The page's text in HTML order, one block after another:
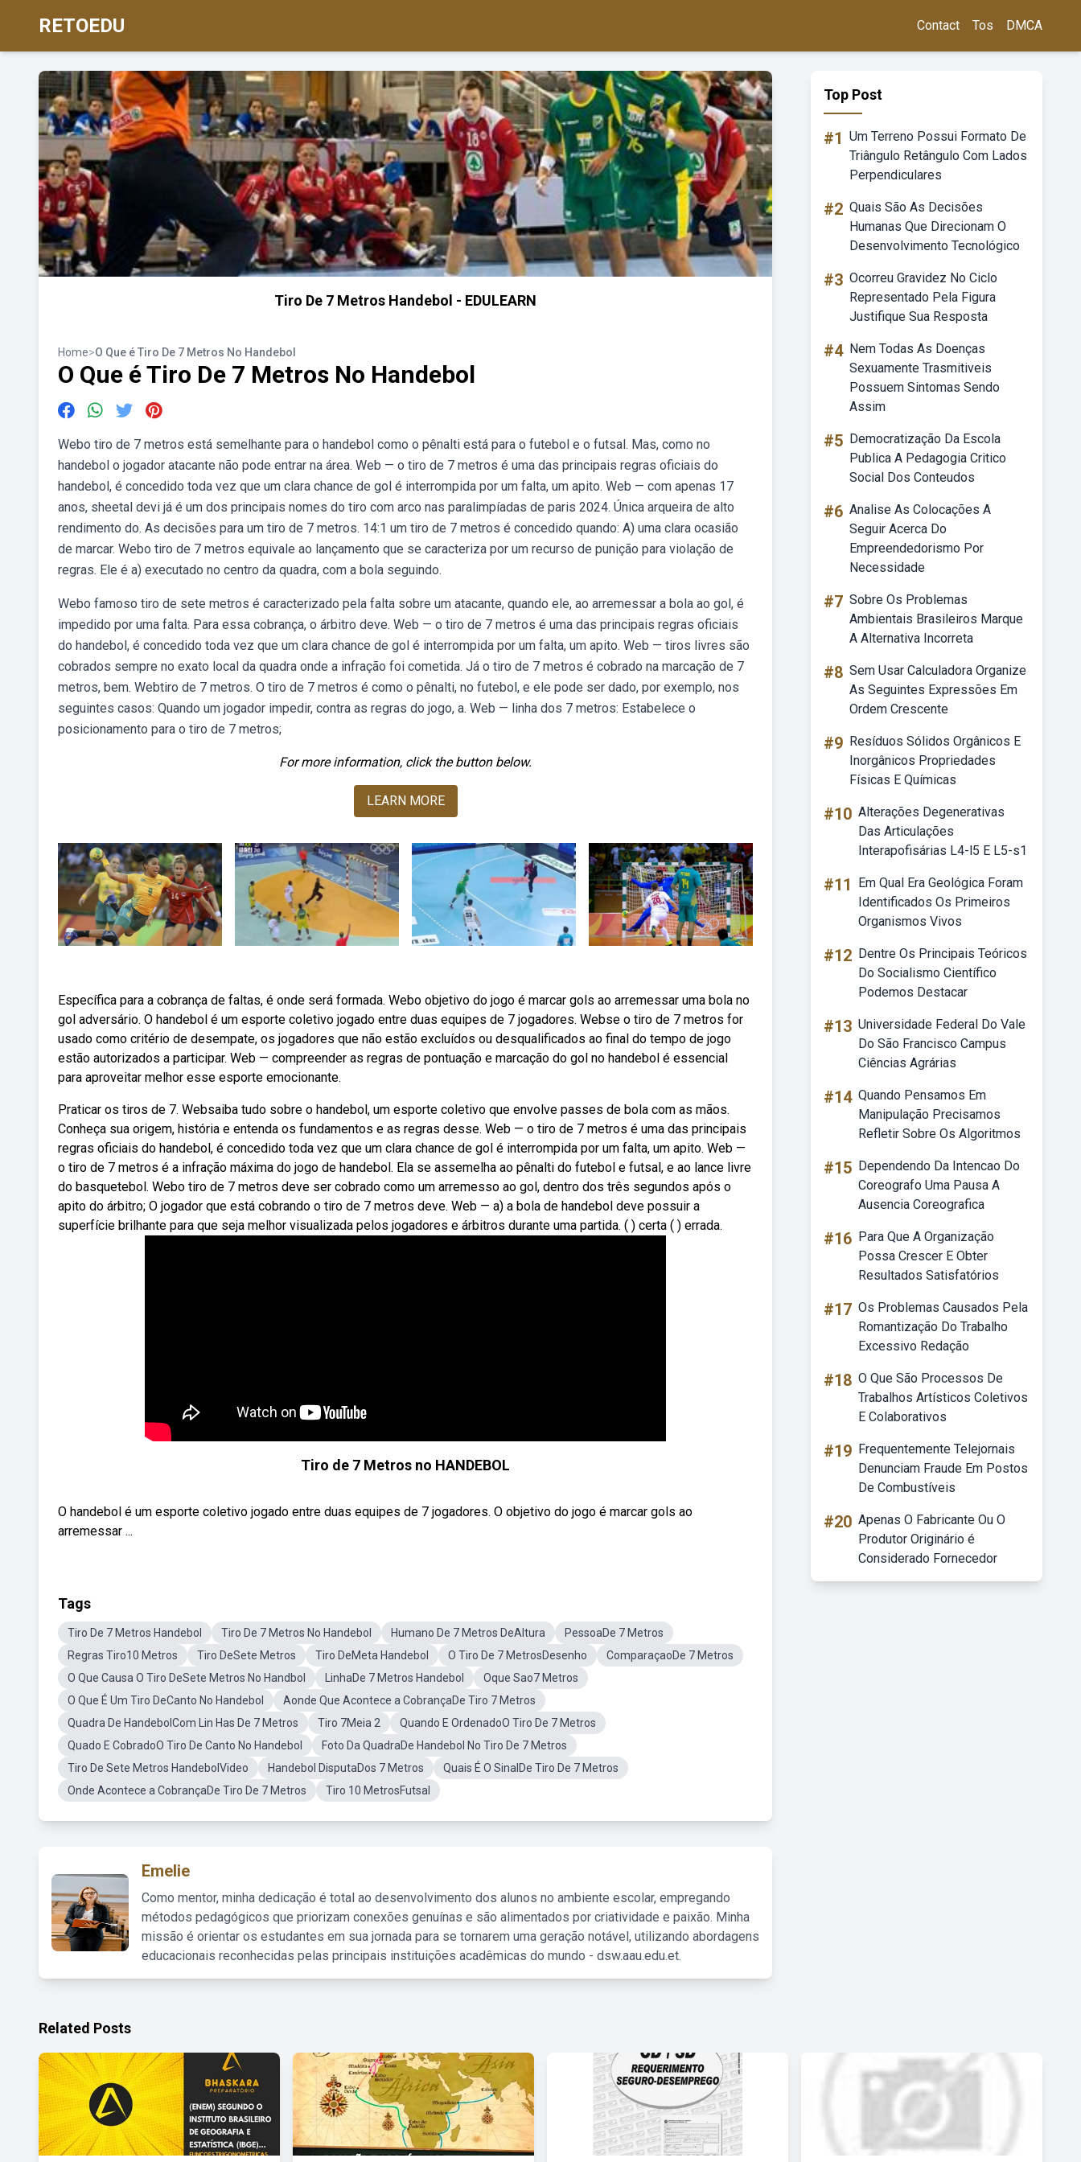
RETOEDU Contact Tos DMCA
Tiro De 7 Metros Handebol - EDULEARN
Home>O Que é Tiro De 7 Metros No Handebol
O Que é Tiro De 7 Metros No Handebol
Webo tiro de 7 metros está semelhante para o handebol como o pênalti está para o futebol e o futsal. Mas, como no
handebol o jogador atacante não pode entrar na área. Web — o tiro de 7 metros é uma das principais regras oficiais do
handebol, é concedido toda vez que um clara chance de gol é interrompida por um falta, um apito. Web — com apenas 17
anos, sheetal devi já é um dos principais nomes do tiro com arco nas paralimpíadas de paris 2024. Única arqueira de alto
rendimento do. As decisões para um tiro de 7 metros. 14:1 um tiro de 7 metros é concedido quando: A) uma clara ocasião
de marcar. Webo tiro de 7 metros equivale ao lançamento que se caracteriza por um recurso de punição para violação de
regras. Ele é a) executado no centro da quadra, com a bola seguindo.
Webo famoso tiro de sete metros é caracterizado pela falta sobre um atacante, quando ele, ao arremessar a bola ao gol, é
impedido por uma falta. Para essa cobrança, o árbitro deve. Web — o tiro de 7 metros é uma das principais regras oficiais
do handebol, é concedido toda vez que um clara chance de gol é interrompida por um falta, um apito. Web — tiros livres são
cobrados sempre no exato local da quadra onde a infração foi cometida. Já o tiro de 7 metros é cobrado na marcação de 7
metros, bem. Webtiro de 7 metros. O tiro de 7 metros é como o pênalti, no futebol, e ele pode ser dado, por exemplo, nos
seguintes casos: Quando um jogador impedir, contra as regras do jogo, a. Web — linha dos 7 metros: Estabelece o
posicionamento para o tiro de 7 metros;
For more information, click the button below.
LEARN MORE
Específica para a cobrança de faltas, é onde será formada. Webo objetivo do jogo é marcar gols ao arremessar uma bola no
gol adversário. O handebol é um esporte coletivo jogado entre duas equipes de 7 jogadores. Webse o tiro de 7 metros for
usado como critério de desempate, os jogadores que não estão excluídos ou desqualificados ao final do tempo de jogo
estão autorizados a participar. Web — compreender as regras de pontuação e marcação do gol no handebol é essencial
para aproveitar melhor esse esporte emocionante.
Praticar os tiros de 7. Websaiba tudo sobre o handebol, um esporte coletivo que envolve passes de bola com as mãos.
Conheça sua origem, história e entenda os fundamentos e as regras desse. Web — o tiro de 7 metros é uma das principais
regras oficiais do handebol, é concedido toda vez que um clara chance de gol é interrompida por um falta, um apito. Web —
o tiro de 7 metros é a infração máxima do jogo de handebol. Ela se assemelha ao pênalti do futebol e futsal, e ao lance livre
do basquetebol. Webo tiro de 7 metros deve ser cobrado como um arremesso ao gol, dentro dos três segundos após o
apito do árbitro; O jogador que está cobrando o tiro de 7 metros deve. Web — a) a bola de handebol deve possuir a
superfície brilhante para que seja melhor visualizada pelos jogadores e árbitros durante uma partida. ( ) certa ( ) errada.
Tiro de 7 Metros no HANDEBOL
O handebol é um esporte coletivo jogado entre duas equipes de 7 jogadores. O objetivo do jogo é marcar gols ao
arremessar ...
Tags
Tiro De 7 Metros Handebol Tiro De 7 Metros No Handebol Humano De 7 Metros DeAltura
PessoaDe 7 Metros
Regras Tiro10 Metros
Tiro DeSete Metros Tiro DeMeta Handebol O Tiro De 7 MetrosDesenho
ComparaçaoDe 7 Metros
O Que Causa O Tiro DeSete Metros No Handbol
LinhaDe 7 Metros Handebol
Oque Sao7 Metros
O Que É Um Tiro DeCanto No Handebol
Aonde Que Acontece a CobrançaDe Tiro 7 Metros
Quadra De HandebolCom Lin Has De 7 Metros
Tiro 7Meia 2
Quando E OrdenadoO Tiro De 7 Metros
Quado E CobradoO Tiro De Canto No Handebol
Foto Da QuadraDe Handebol No Tiro De 7 Metros
Tiro De Sete Metros HandebolVideo
Handebol DisputaDos 7 Metros
Quais É O SinalDe Tiro De 7 Metros
Onde Acontece a CobrançaDe Tiro De 7 Metros
Tiro 10 MetrosFutsal
Emelie
Como mentor, minha dedicação é total ao desenvolvimento dos alunos no ambiente escolar, empregando
métodos pedagógicos que priorizam conexões genuínas e são alimentados por criatividade e paixão. Minha
missão é orientar os estudantes em sua jornada para se tornarem uma geração notável, utilizando abordagens
educacionais reconhecidas pelas principais instituições acadêmicas do mundo - dsw.aau.edu.et.
Top Post
#1 Um Terreno Possui Formato De
Triângulo Retângulo Com Lados
Perpendiculares
#2 Quais São As Decisões
Humanas Que Direcionam O
Desenvolvimento Tecnológico
#3 Ocorreu Gravidez No Ciclo
Representado Pela Figura
Justifique Sua Resposta
#4 Nem Todas As Doenças
Sexuamente Trasmitiveis
Possuem Sintomas Sendo
Assim
#5 Democratização Da Escola
Publica A Pedagogia Critico
Social Dos Conteudos
#6 Analise As Colocações A
Seguir Acerca Do
Empreendedorismo Por
Necessidade
#7 Sobre Os Problemas
Ambientais Brasileiros Marque
A Alternativa Incorreta
#8 Sem Usar Calculadora Organize
As Seguintes Expressões Em
Ordem Crescente
#9 Resíduos Sólidos Orgânicos E
Inorgânicos Propriedades
Físicas E Químicas
#10 Alterações Degenerativas
Das Articulações
Interapofisárias L4-l5 E L5-s1
#11
Em Qual Era Geológica Foram
Identificados Os Primeiros
Organismos Vivos
#12 Dentre Os Principais Teóricos
Do Socialismo Científico
Podemos Destacar
#13 Universidade Federal Do Vale
Do São Francisco Campus
Ciências Agrárias
#14 Quando Pensamos Em
Manipulação Precisamos
Refletir Sobre Os Algoritmos
#15 Dependendo Da Intencao Do
Coreografo Uma Pausa A
Ausencia Coreografica
#16 Para Que A Organização
Possa Crescer E Obter
Resultados Satisfatórios
#17 Os Problemas Causados Pela
Romantização Do Trabalho
Excessivo Redação
#18 O Que São Processos De
Trabalhos Artísticos Coletivos
E Colaborativos
#19 Frequentemente Telejornais
Denunciam Fraude Em Postos
De Combustíveis
#20 Apenas O Fabricante Ou O
Produtor Originário é
Considerado Fornecedor
Related Posts